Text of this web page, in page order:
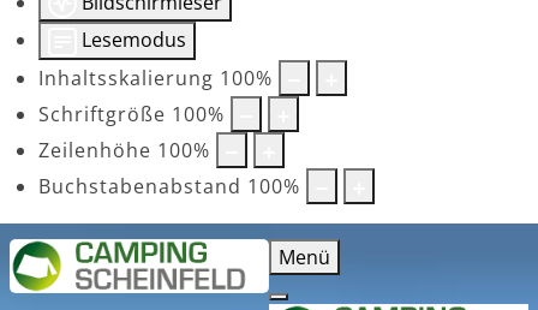
Lesemodus
Inhaltsskalierung 100%
Schriftgröße 100%
Zeilenhöhe 100%
Buchstabenabstand 100%
Menü